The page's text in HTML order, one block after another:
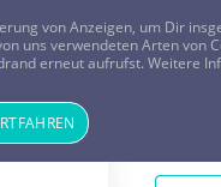
FRAGEN?
Magazin
von Anzeigen, um Dir
uns verwendeten Arten von
erneut aufrufst. Weitere